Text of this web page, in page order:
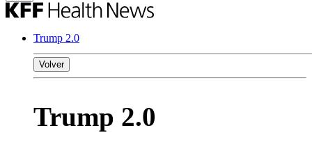
Trump 2.0
Volver
Trump 2.0